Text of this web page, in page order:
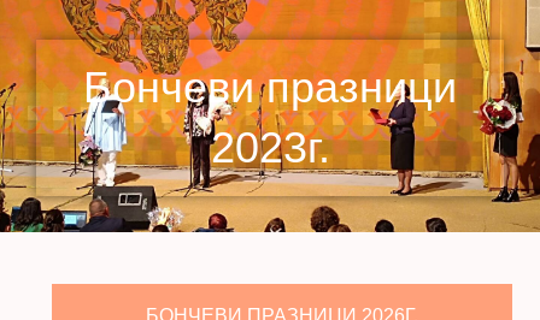
Бончеви празници
2023г.
БОНЧЕВИ ПРАЗНИЦИ 2026Г.